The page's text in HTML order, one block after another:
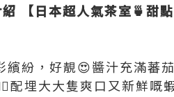
【日本超人氣茶室🍵甜點
繽紛，好靚😍醬汁充滿蕃
配埋大大隻爽口又新鮮嘅